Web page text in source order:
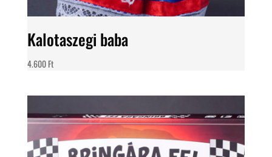
Kalotaszegi baba
4.600Ft